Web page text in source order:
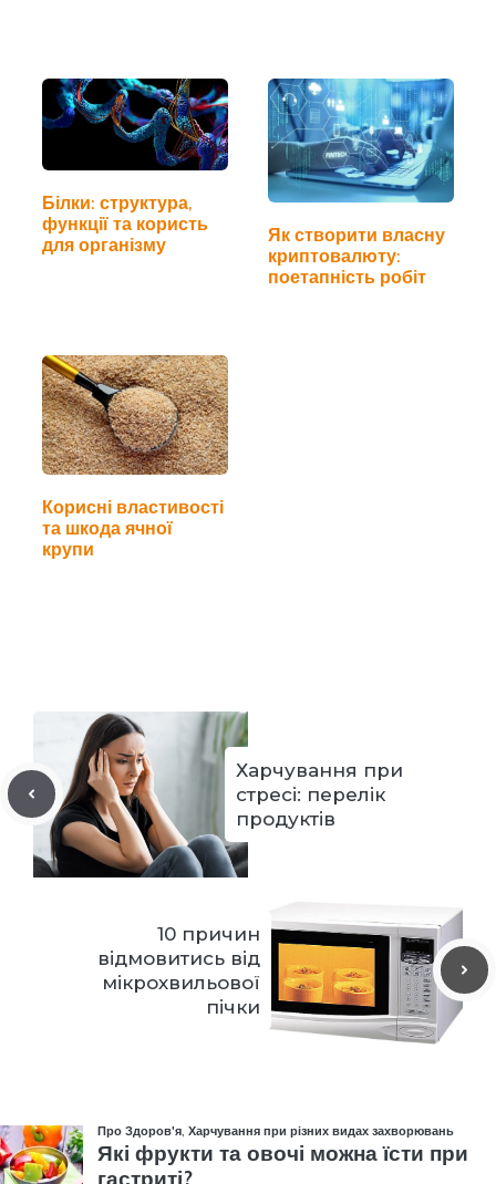
Білки: структура,
функції та користь
для організму
Як створити власну
криптовалюту:
поетапність робіт
Корисні властивості
та шкода ячної
крупи
Харчування при
стресі: перелік
продуктів
10 причин
відмовитись від
мікрохвильової
пічки